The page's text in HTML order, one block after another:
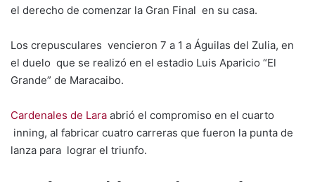
el derecho de comenzar la Gran Final en su casa.
Los crepusculares vencieron 7 a 1 a Águilas del Zulia, en
el duelo que se realizó en el estadio Luis Aparicio “El
Grande” de Maracaibo.
Cardenales de Lara abrió el compromiso en el cuarto
inning, al fabricar cuatro carreras que fueron la punta de
lanza para lograr el triunfo.